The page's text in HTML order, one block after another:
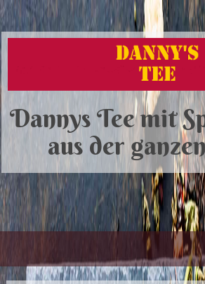
Dannys Tee mit
aus der